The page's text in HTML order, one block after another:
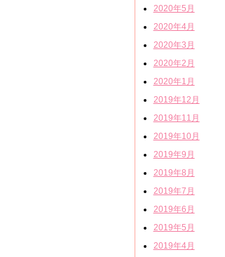
2020年5月
2020年4月
2020年3月
2020年2月
2020年1月
2019年12月
2019年11月
2019年10月
2019年9月
2019年8月
2019年7月
2019年6月
2019年5月
2019年4月